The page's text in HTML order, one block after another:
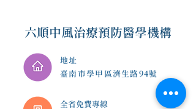
六順中風治療預防醫學機構
地址
臺南市學甲區濟生路94號
​全省免費專線